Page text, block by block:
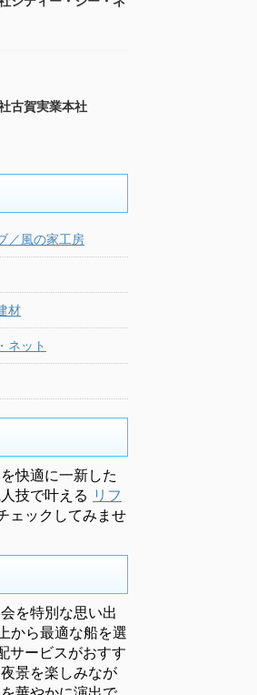
古賀実業本社
／風の家工房
材
ネット
快適に一新した
技で叶える リフ
ェックしてみませ
を特別な思い出
から最適な船を選
サービスがおすす
景を楽しみなが